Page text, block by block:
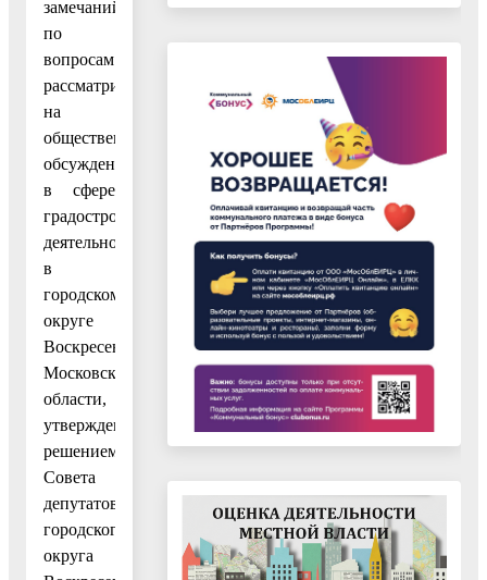
замечаний
по
вопросам
рассматриваемым
на
общественных
обсуждениях
в сфере
градостроительной
деятельности
в
городском
округе
Воскресенск
Московской
области,
утвержденных
решением
Совета
депутатов
городского
округа